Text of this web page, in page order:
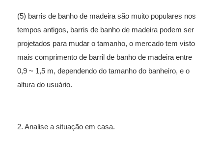
(5) barris de banho de madeira são muito populares nos
tempos antigos, barris de banho de madeira podem ser
projetados para mudar o tamanho, o mercado tem visto
mais comprimento de barril de banho de madeira entre
0,9 ~ 1,5 m, dependendo do tamanho do banheiro, e o
altura do usuário.
2. Analise a situação em casa.